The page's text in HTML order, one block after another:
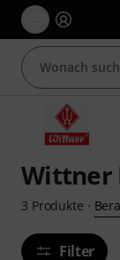
Wittner
3 Produkte ·
Filter